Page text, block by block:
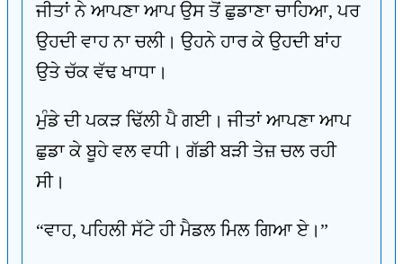
ਜੀਤਾਂ ਨੇ ਆਪਣਾ ਆਪ ਉਸ ਤੋਂ ਛੁਡਾਣਾ ਚਾਹਿਆ, ਪਰ
ਉਹਦੀ ਵਾਹ ਨਾ ਚਲੀ। ਉਹਨੇ ਹਾਰ ਕੇ ਉਹਦੀ ਬਾਂਹ
ਉਤੇ ਚੱਕ ਵੱਢ ਖਾਧਾ।
ਮੁੰਡੇ ਦੀ ਪਕੜ ਢਿੱਲੀ ਪੈ ਗਈ। ਜੀਤਾਂ ਆਪਣਾ ਆਪ
ਛੁਡਾ ਕੇ ਬੂਹੇ ਵਲ ਵਧੀ। ਗੱਡੀ ਬੜੀ ਤੇਜ਼ ਚਲ ਰਹੀ
ਸੀ।
“ਵਾਹ, ਪਹਿਲੀ ਸੱਟੇ ਹੀ ਮੈਡਲ ਮਿਲ ਗਿਆ ਏ।”